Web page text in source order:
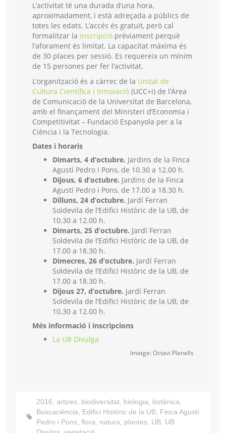
L’activitat té una durada d’una hora,
aproximadament, i està adreçada a públics de
totes les edats. L’accés és gratuït, però cal
formalitzar la inscripció prèviament perquè
l’aforament és limitat. La capacitat màxima és
de 30 places per sessió. Es requereix un mínim
de 15 persones per fer l’activitat.
L’organització és a càrrec de la Unitat de
Cultura Científica i Innovació (UCC+i) de l’Àrea
de Comunicació de la Universitat de Barcelona,
amb el finançament del Ministeri d’Economia i
Competitivitat – Fundació Espanyola per a la
Ciència i la Tecnologia.
Dates i horaris
Dimarts, 4 d’octubre. Jardins de la Finca
Agustí Pedro i Pons, de 10.30 a 12.00 h.
Dijous, 6 d’octubre. Jardins de la Finca
Agustí Pedro i Pons, de 17.00 a 18.30 h.
Dilluns, 24 d’octubre. Jardí Ferran
Soldevila de l’Edifici Històric de la UB, de
10.30 a 12.00 h.
Dimarts, 25 d’octubre. Jardí Ferran
Soldevila de l’Edifici Històric de la UB, de
17.00 a 18.30 h.
Dimecres, 26 d’octubre. Jardí Ferran
Soldevila de l’Edifici Històric de la UB, de
17.00 a 18.30 h.
Dijous 27, d’octubre. Jardí Ferran
Soldevila de l’Edifici Històric de la UB, de
10.30 a 12.00 h.
Més informació i inscripcions
La UB Divulga
Imatge: Octavi Planells
2016, arbres, biodiversitat, biologia, botànica,
Buscaciència, Edifici Històric de la UB, Finca Agustí
Pedro i Pons, flora, natura, plantes, UB, UB